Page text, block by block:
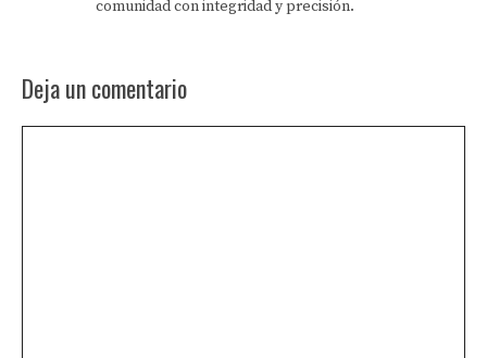
comunidad con integridad y precisión.
Deja un comentario